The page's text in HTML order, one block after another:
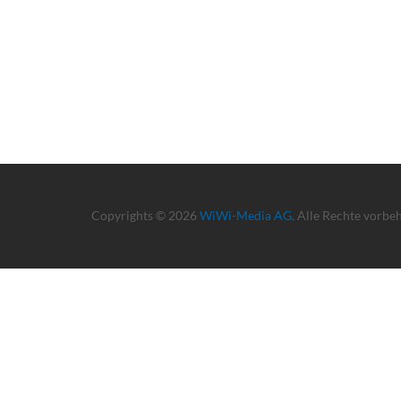
Copyrights © 2026 WiWi-Media AG. Alle Rechte